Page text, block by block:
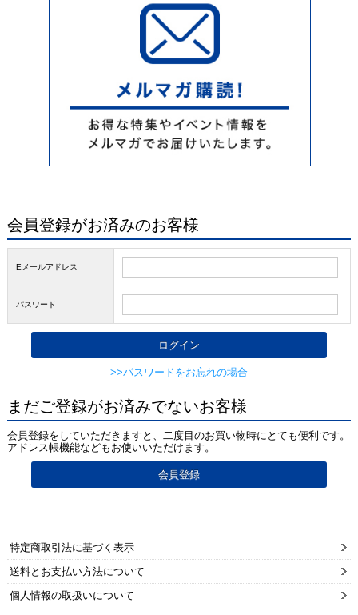
会員登録がお済みのお客様
Eメールアドレス
パスワード
>>パスワードをお忘れの場合
まだご登録がお済みでないお客様
会員登録をしていただきますと、二度目のお買い物時にとても便利です。
アドレス帳機能などもお使いいただけます。
特定商取引法に基づく表示
送料とお支払い方法について
個人情報の取扱いについて